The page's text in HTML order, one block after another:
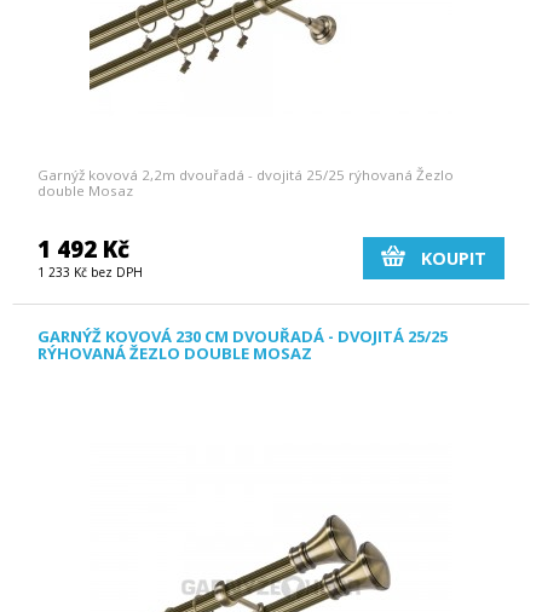
Garnýž kovová 2,2m dvouřadá - dvojitá 25/25 rýhovaná Žezlo
double Mosaz
1 492 Kč
1 233 Kč bez DPH
KOUPIT
GARNÝŽ KOVOVÁ 230 CM DVOUŘADÁ - DVOJITÁ 25/25
RÝHOVANÁ ŽEZLO DOUBLE MOSAZ